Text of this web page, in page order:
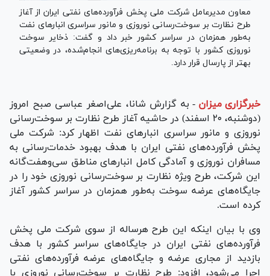
معاون مدیرعامل شرکت ملی پخش فرآورده‌های نفتی ایران از آغاز
طرح نظارت بر سوخت‌رسانی نوروزی و مانور سراسری انبار‌های نفت
به‌طور همزمان در سراسر کشور خبر داد و گفت: ذخایر سوخت
نوروزی کشور با توجه به برنامه‌ریزی‌های انجام‌شده، در وضعیتی
بهتر از پارسال قرار دارد.
خبرگزاری میزان - به گزارش شانا، علی‌اصغر عباسی صبح امروز
(دوشنبه، ۲۰ اسفند) در حاشیه آغاز طرح نظارت بر سوخت‌رسانی
نوروزی و مانور سراسری انبار‌های نفت اظهار کرد: شرکت ملی
پخش فرآورده‌های نفتی ایران با هدف بهبود خدمات‌رسانی به
مسافران نوروزی و آمادگی کامل انبار‌های مناطق سی‌وهفت‌گانه
این شرکت، طرح ویژه نظارت بر سوخت‌رسانی نوروزی خود را در
جایگاه‌های عرضه سوخت به‌طور همزمان در سراسر کشور آغاز
کرده است.
وی با بیان اینکه این طرح هرساله از سوی شرکت ملی پخش
فرآورده‌های نفتی ایران در جایگاه‌های سراسر کشور با هدف
بازدید از مجاری عرضه و جایگاه‌های عرضه فرآورده‌های نفتی
اجرا می‌شود، افزود: طرح نظارت بر سوخت‌رسانی نوروزی با